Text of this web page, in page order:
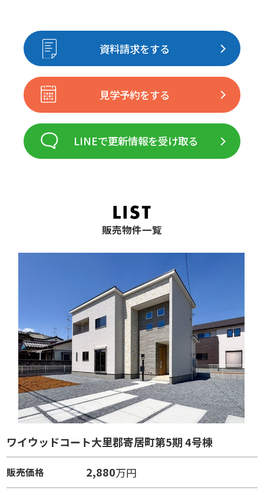
資料請求をする
見学予約をする
LINEで更新情報を受け取る
販売物件一覧
ワイウッドコート大里郡寄居町第5期 4号棟
販売価格 2,880万円